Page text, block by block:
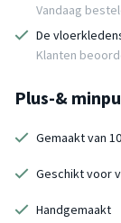
Vandaag
De
Klanten
Plus-&
Gemaakt van
Geschikt voor
Handgemaakt